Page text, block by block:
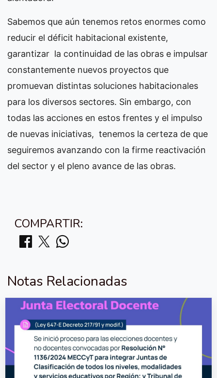
Sabemos que aún tenemos retos enormes como
reducir el déficit habitacional existente,
garantizar la continuidad de las obras e impulsar
constantemente nuevos proyectos que
promuevan distintas soluciones habitacionales
para los diversos sectores. Sin embargo, con
todas las acciones en estos frentes y el impulso
de nuevas iniciativas, tenemos la certeza de que
seguiremos avanzando con la firme reactivación
del sector y el pleno avance de las obras.
COMPARTIR:
Notas Relacionadas